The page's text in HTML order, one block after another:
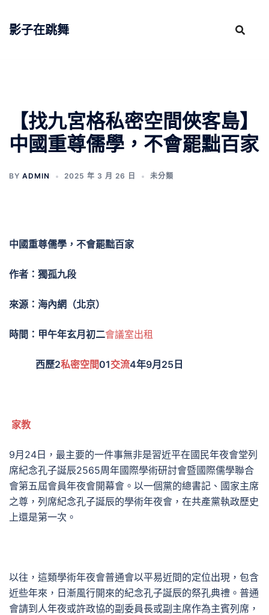
影子在跳舞
【找九宮格私密空間俠客島】
中國重尊儒學，不會罷黜百家
BY ADMIN 2025 年 3 月 26 日 未分類
中國重尊儒學，不會罷黜百家
作者：獨孤九段
來源：海內網（北京）
時間：甲午年玄月初二會議室出租
西歷2私密空間01交流4年9月25日
家教
9月24日，最主要的一件事無非是習近平在國民年夜會堂列
席紀念孔子誕辰2565周年國際學術研討會暨國際儒學聯合
會第五屆會員年夜會開幕會。以一個黨的總書記、國家主席
之尊，列席紀念孔子誕辰的學術年夜會，在共產黨執政歷史
上還是第一次。
以往，這類學術年夜會普通會以平易近間的定位出現，包含
近些年來，日漸風行開來的紀念孔子誕辰的祭孔典禮。普通
會請到人年夜或許政協的副委員長或副主席作為主賓列席，